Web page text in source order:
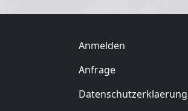
Benutzermenü
Anmelden
Fußzeile
Anfrage
Datenschutzerklaerung